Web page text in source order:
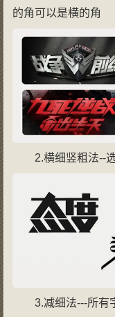
的角可以是横的角
2.横细竖粗法--
3.减细法---所有